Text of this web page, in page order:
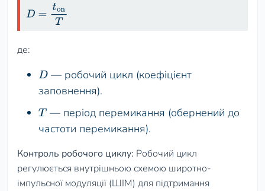
D=tonT
де:
D — робочий цикл (коефіцієнт
заповнення).
T — період перемикання (обернений до
частоти перемикання).
Контроль робочого циклу: Робочий цикл
регулюється внутрішньою схемою широтно-
імпульсної модуляції (ШІМ) для підтримання